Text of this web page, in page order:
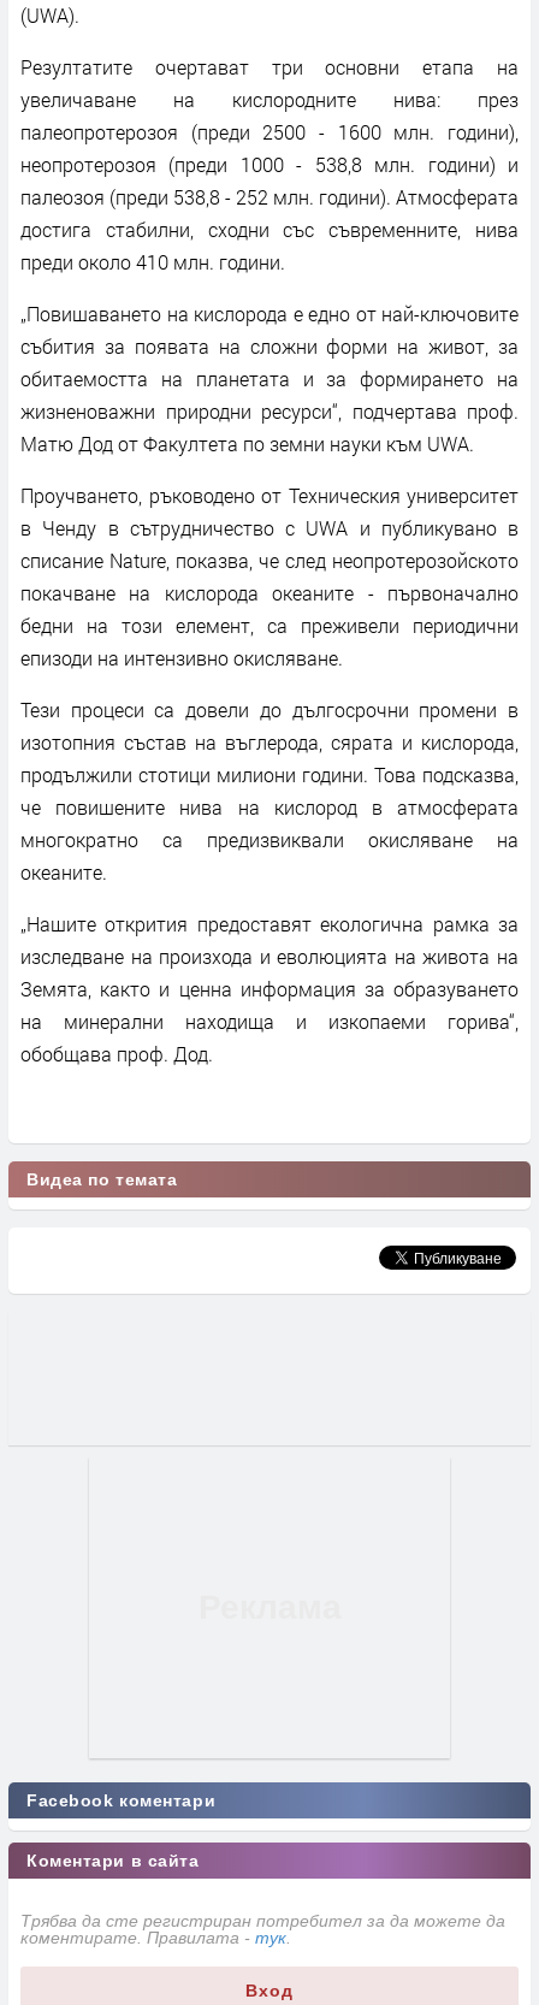
(UWA).
Резултатите очертават три основни етапа на
увеличаване на кислородните нива: през
палеопротерозоя (преди 2500 - 1600 млн. години),
неопротерозоя (преди 1000 - 538,8 млн. години) и
палеозоя (преди 538,8 - 252 млн. години). Атмосферата
достига стабилни, сходни със съвременните, нива
преди около 410 млн. години.
„Повишаването на кислорода е едно от най-ключовите
събития за появата на сложни форми на живот, за
обитаемостта на планетата и за формирането на
жизненоважни природни ресурси“, подчертава проф.
Матю Дод от Факултета по земни науки към UWA.
Проучването, ръководено от Техническия университет
в Ченду в сътрудничество с UWA и публикувано в
списание Nature, показва, че след неопротерозойското
покачване на кислорода океаните - първоначално
бедни на този елемент, са преживели периодични
епизоди на интензивно окисляване.
Тези процеси са довели до дългосрочни промени в
изотопния състав на въглерода, сярата и кислорода,
продължили стотици милиони години. Това подсказва,
че повишените нива на кислород в атмосферата
многократно са предизвиквали окисляване на
океаните.
„Нашите открития предоставят екологична рамка за
изследване на произхода и еволюцията на живота на
Земята, както и ценна информация за образуването
на минерални находища и изкопаеми горива“,
обобщава проф. Дод.
Видеа по темата
Facebook коментари
Коментари в сайта
Трябва да сте регистриран потребител за да можете да
коментирате. Правилата - тук
Вход